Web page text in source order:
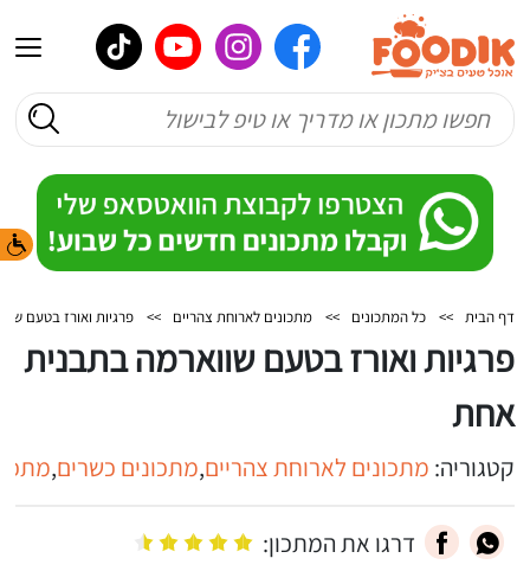
דף הבית >> כל המתכונים >> מתכונים לארוחת צהריים >> פרגיות ואורז בטעם
פרגיות ואורז בטעם שווארמה בתבנית
אחת
קטגוריה: מתכונים לארוחת צהריים,מתכונים כשרים,
דרגו את המתכון: